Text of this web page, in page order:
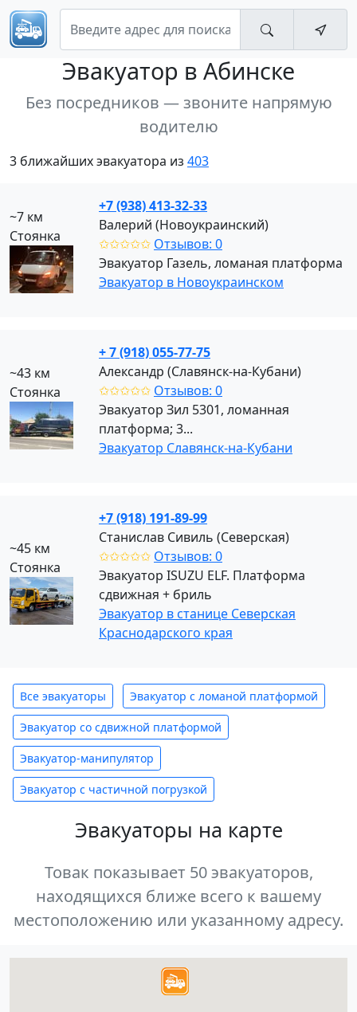
Эвакуатор в Абинске
Без посредников — звоните напрямую
водителю
3 ближайших эвакуатора из 403
~7 км
Стоянка
+7 (938) 413-32-33
Валерий (Новоукраинский)
✩✩✩✩✩ Отзывов: 0
Эвакуатор Газель, ломаная платформа
Эвакуатор в Новоукраинском
~43 км
Стоянка
+ 7 (918) 055-77-75
Александр (Славянск-на-Кубани)
✩✩✩✩✩ Отзывов: 0
Эвакуатор Зил 5301, ломанная
платформа; 3...
Эвакуатор Славянск-на-Кубани
~45 км
Стоянка
+7 (918) 191-89-99
Станислав Сивиль (Северская)
✩✩✩✩✩ Отзывов: 0
Эвакуатор ISUZU ELF. Платформа
сдвижная + бриль
Эвакуатор в станице Северская
Краснодарского края
Все эвакуаторы Эвакуатор с ломаной платформой
Эвакуатор со сдвижной платформой
Эвакуатор-манипулятор
Эвакуатор с частичной погрузкой
Эвакуаторы на карте
Товак показывает 50 эвакуаторов,
находящихся ближе всего к вашему
местоположению или указанному адресу.